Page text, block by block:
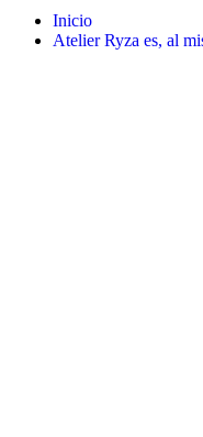
Inicio
Atelier Ryza es, al